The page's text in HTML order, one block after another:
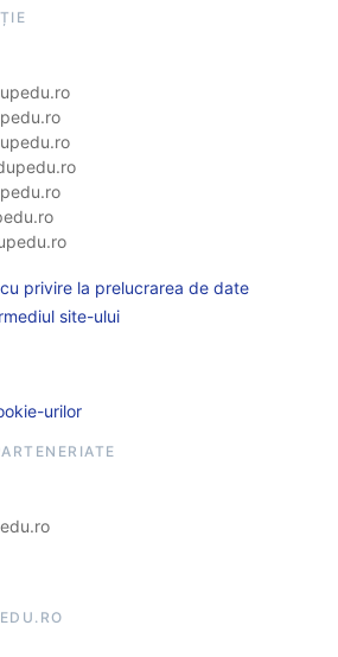
privire la prelucrarea de date
site-ului
urilor